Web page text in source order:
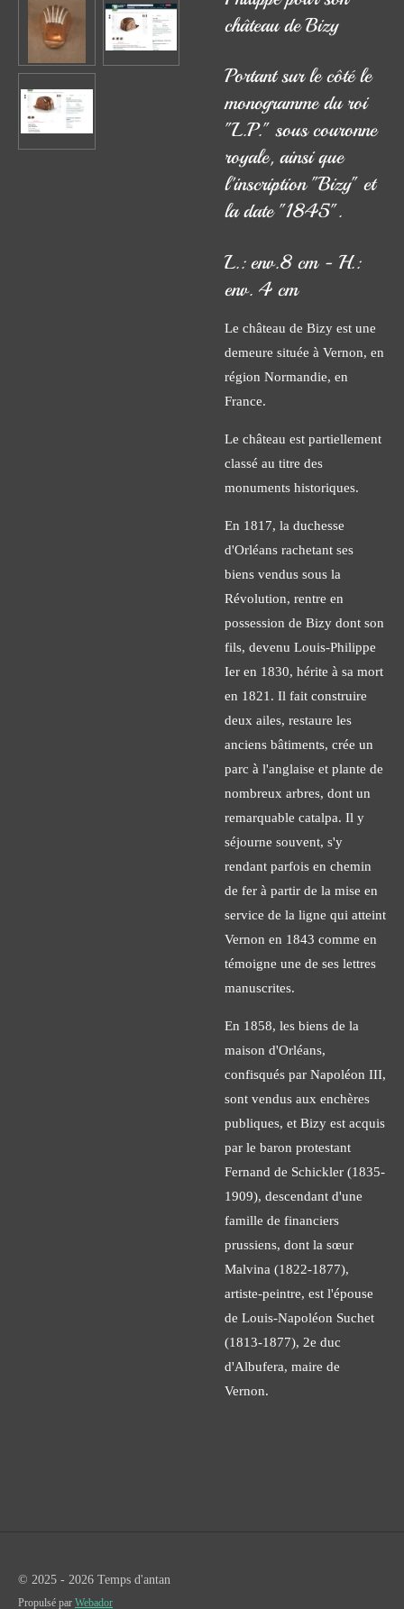
château de Bizy
Portant sur le côté le
monogramme du roi
"L.P." sous couronne
royale, ainsi que
l'inscription "Bizy" et
la date "1845".
L.: env.8 cm - H.:
env. 4 cm
Le château de Bizy est une
demeure située à Vernon, en
région Normandie, en
France.
Le château est partiellement
classé au titre des
monuments historiques.
En 1817, la duchesse
d'Orléans rachetant ses
biens vendus sous la
Révolution, rentre en
possession de Bizy dont son
fils, devenu Louis-Philippe
Ier en 1830, hérite à sa mort
en 1821. Il fait construire
deux ailes, restaure les
anciens bâtiments, crée un
parc à l'anglaise et plante de
nombreux arbres, dont un
remarquable catalpa. Il y
séjourne souvent, s'y
rendant parfois en chemin
de fer à partir de la mise en
service de la ligne qui atteint
Vernon en 1843 comme en
témoigne une de ses lettres
manuscrites.
En 1858, les biens de la
maison d'Orléans,
confisqués par Napoléon III,
sont vendus aux enchères
publiques, et Bizy est acquis
par le baron protestant
Fernand de Schickler (1835-
1909), descendant d'une
famille de financiers
prussiens, dont la sœur
Malvina (1822-1877),
artiste-peintre, est l'épouse
de Louis-Napoléon Suchet
(1813-1877), 2e duc
d'Albufera, maire de
Vernon.
© 2025 - 2026 Temps d'antan
Propulsé par Webador